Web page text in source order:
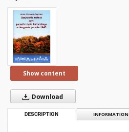
Show content
Download
DESCRIPTION INFORMATION